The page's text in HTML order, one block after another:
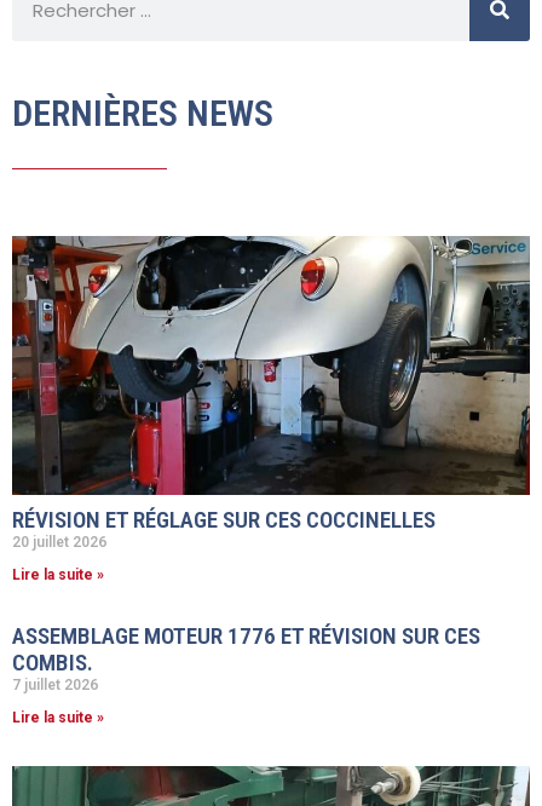
DERNIÈRES NEWS
RÉVISION ET RÉGLAGE SUR CES COCCINELLES
20 juillet 2026
Lire la suite »
ASSEMBLAGE MOTEUR 1776 ET RÉVISION SUR CES
COMBIS.
7 juillet 2026
Lire la suite »